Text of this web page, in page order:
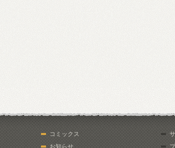
コミックス
お知らせ